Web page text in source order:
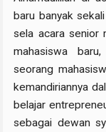
baru banyak
sela acara senior
mahasiswa
seorang
kemandiriannya
belajar
sebagai dewan